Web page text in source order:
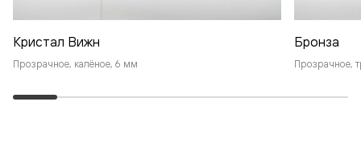
Кристал Вижн
Прозрачное, калёное, 6 мм
Бронза
Прозрачное,